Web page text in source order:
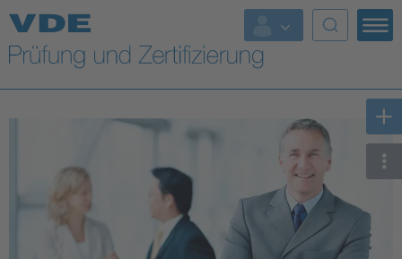
Top Themen
Fokusthemen
AI & Digital Trust
Health